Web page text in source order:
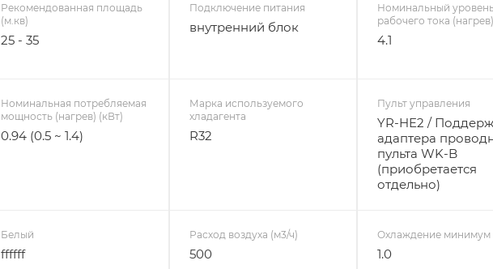
Рекомендованная площадь
(м.кв)
25 - 35
Подключение питания
внутренний блок
Номинальный
рабочего тока
4.1
Номинальная потребляемая
мощность (нагрев) (кВт)
0.94 (0.5 ~ 1.4)
Марка используемого
хладагента
R32
Пульт управления
YR-HE2 /
адаптера
пульта WK-B
(приобретается
отдельно)
Белый
ffffff
Расход воздуха (м3/ч)
500
Охлаждение минимум
1.0